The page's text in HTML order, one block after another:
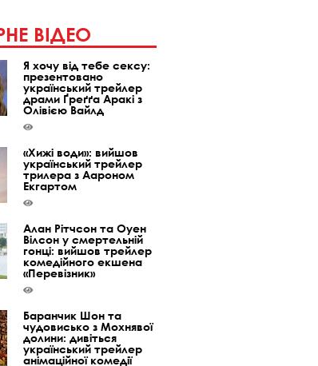
ВІДЕО
Я хочу від тебе сексу:
презентовано
український трейлер
драми Ґреґґа Аракі з
Олівією Вайлд
«Хижі води»: вийшов
український трейлер
трилера з Аароном
Екгартом
Алан Рітчсон та Оуен
Вілсон у смертельній
гонці: вийшов трейлер
комедійного екшена
«Перевізник»
Баранчик Шон та
чудовисько з Мохнявої
долини: дивіться
український трейлер
анімаційної комедії